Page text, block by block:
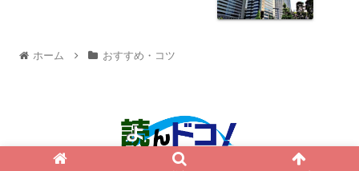
ホーム おすすめ・コツ
© 2015 読んドコ！.